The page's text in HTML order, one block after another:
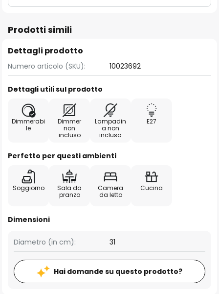
Prodotti simili
Dettagli prodotto
Numero articolo (SKU): 10023692
Dettagli utili sul prodotto
Dimmerabi
le
Dimmer
non
incluso
Lampadin
a non
inclusa
E27
Perfetto per questi ambienti
Soggiorno
Sala da
pranzo
Camera
da letto
Cucina
Dimensioni
Diametro (in cm): 31
Hai domande su questo prodotto?